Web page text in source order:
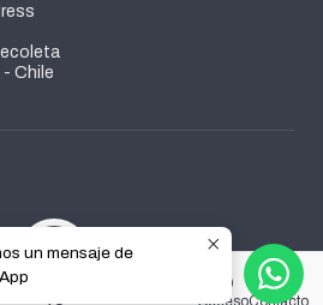
AccesoContacto
Chile
Desarrollado por Jumpseller .
un mensaje de